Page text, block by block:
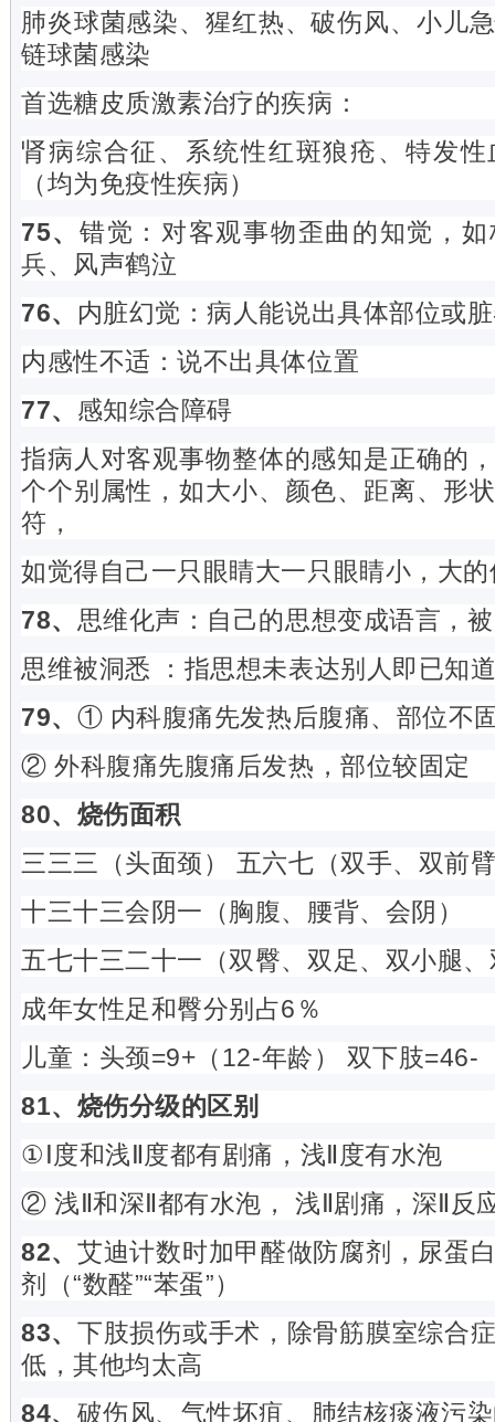
肺炎球菌感染、猩红热、破伤风、小儿
链球菌感染
首选糖皮质激素治疗的疾病：
肾病综合征、系统性红斑狼疮、特发
（均为免疫性疾病）
75、 错觉：对客观事物歪曲的知觉，
兵、风声鹤泣
76、 内脏幻觉：病人能说出具体部位或
内感性不适：说不出具体位置
77、 感知综合障碍
指病人对客观事物整体的感知是正确的
个个别属性，如大小、颜色、距离、形
符，
如觉得自己一只眼睛大一只眼睛小，大
78、 思维化声：自己的思想变成语言，
思维被洞悉 ：指思想未表达别人即已知
79、 ① 内科腹痛先发热后腹痛、部位不
② 外科腹痛先腹痛后发热，部位较固定
80、烧伤面积
三三三（头面颈） 五六七（双手、双前
十三十三会阴一（胸腹、腰背、会阴）
五七十三二十一（双臀、双足、双小腿
成年女性足和臀分别占6％
儿童：头颈=9+（12-年龄） 双下肢=46-
81、烧伤分级的区别
①Ⅰ度和浅Ⅱ度都有剧痛，浅Ⅱ度有水泡
② 浅Ⅱ和深Ⅱ都有水泡， 浅Ⅱ剧痛，深Ⅱ反
82、 艾迪计数时加甲醛做防腐剂，尿蛋
剂（“数醛”“苯蛋”）
83、 下肢损伤或手术，除骨筋膜室综合
低，其他均太高
84、 破伤风、气性坏疽、肺结核痰液污